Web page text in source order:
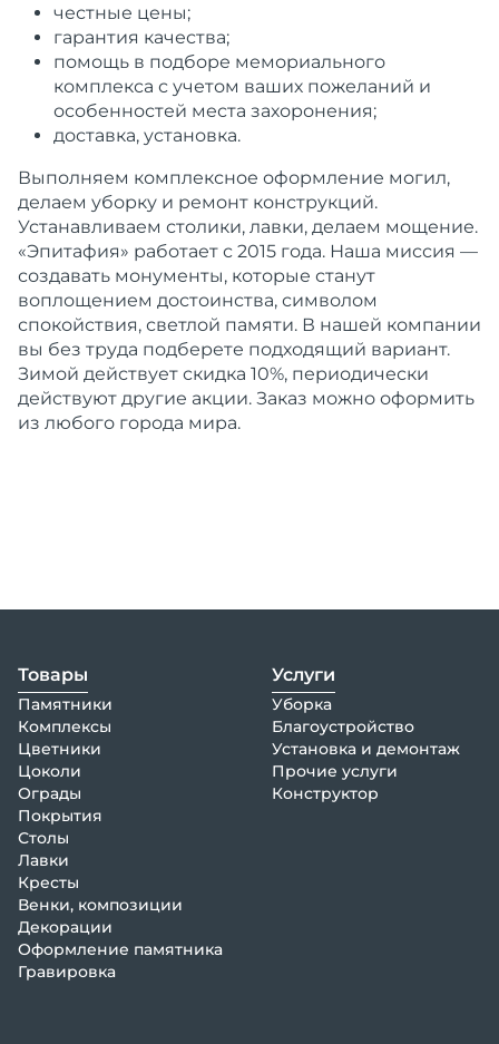
честные цены;
гарантия качества;
помощь в подборе мемориального
комплекса с учетом ваших пожеланий и
особенностей места захоронения;
доставка, установка.
Выполняем комплексное оформление могил,
делаем уборку и ремонт конструкций.
Устанавливаем столики, лавки, делаем мощение.
«Эпитафия» работает с 2015 года. Наша миссия —
создавать монументы, которые станут
воплощением достоинства, символом
спокойствия, светлой памяти. В нашей компании
вы без труда подберете подходящий вариант.
Зимой действует скидка 10%, периодически
действуют другие акции. Заказ можно оформить
из любого города мира.
Товары
Памятники
Комплексы
Цветники
Цоколи
Ограды
Покрытия
Столы
Лавки
Кресты
Венки, композиции
Декорации
Оформление памятника
Гравировка
Услуги
Уборка
Благоустройство
Установка и демонтаж
Прочие услуги
Конструктор